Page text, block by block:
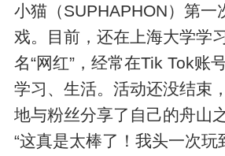
小猫（SUPHAPHON）第一
戏。目前，还在上海大学学
名“网红”，经常在Tik Tok账
学习、生活。活动还没结束
地与粉丝分享了自己的舟山之
“这真是太棒了！我头一次玩